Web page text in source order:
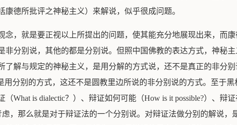
德所批评之神秘主义）来解说，似乎很成问题。
，就是要正视以上所提出的问题，使其能充分地展现出来，而
分别说，其他的都是分别说。但照中国佛教的表达方式，神秘
解与规定的神秘主义，是用分解的方式说，还不是真正的非分别
分别的方式，这还不是圆教里边所说的非分别说的方式。至于黑
What is dialectic？）、辩证如何可能（How is it possible?）、辩
虑，那么就是对于辩证法的一个分别说。对辩证法做分别的解说，